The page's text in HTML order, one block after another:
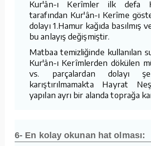
Kur'ân-ı Kerîmler ilk defa
tarafından Kur'ân-ı Kerîme
dolayı 1.Hamur kağıda basılmış
bu anlayış değişmiştir.
Matbaa temizliğinde kullanılan
Kur'ân-ı Kerîmlerden dökülen
vs. parçalardan dolayı
karıştırılmamakta Hayrat
yapılan ayrı bir alanda toprağa
6- En kolay okunan hat olması: